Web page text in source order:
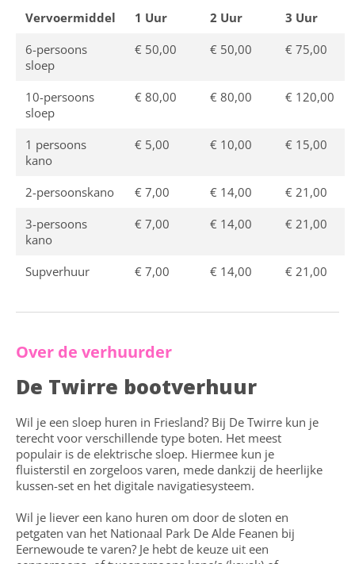
Vervoermiddel 1 Uur 2 Uur
3 Uur
6-persoons
sloep
€ 50,00 € 50,00 € 75,00
10-persoons
sloep
€ 80,00 € 80,00 € 120,00
1 persoons
kano
€ 5,00 € 10,00 € 15,00
2-persoonskano € 7,00 € 14,00
€ 21,00
3-persoons
kano
€ 7,00 € 14,00 € 21,00
Supverhuur € 7,00 € 14,00 € 21,00
Over de verhuurder
De Twirre bootverhuur
Wil je een sloep huren in Friesland? Bij De Twirre kun je
terecht voor verschillende type boten. Het meest
populair is de elektrische sloep. Hiermee kun je
fluisterstil en zorgeloos varen, mede dankzij de heerlijke
kussen-set en het digitale navigatiesysteem.
Wil je liever een kano huren om door de sloten en
petgaten van het Nationaal Park De Alde Feanen bij
Eernewoude te varen? Je hebt de keuze uit een